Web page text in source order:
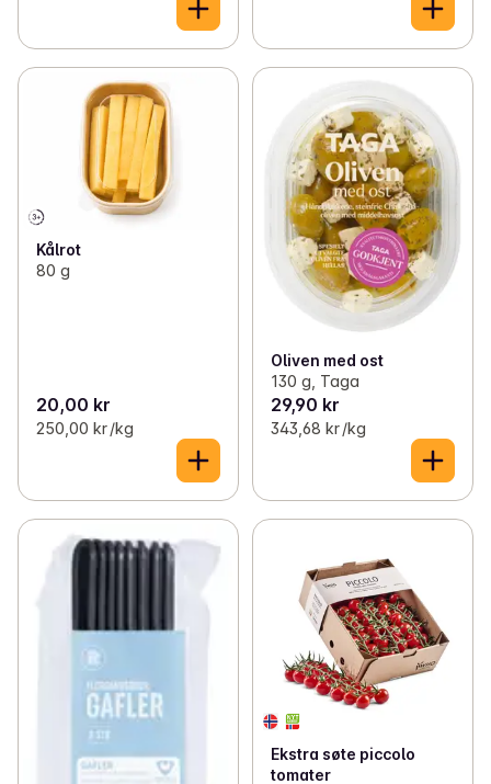
Kålrot
80 g
20,00 kr
250,00 kr /kg
Oliven med ost
130 g, Taga
29,90 kr
343,68 kr /kg
Ekstra søte piccolo
tomater